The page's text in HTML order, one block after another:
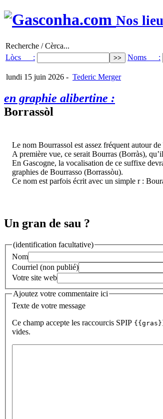
Nos
Recherche / Cèrca...
Lòcs :
Noms :
lundi 15 juin 2026 - Tederic Merger
en graphie alibertine :
Borrassòl
Le nom Bourrassol est assez fréquent autour
A première vue, ce serait Bourras (Borràs),
En Gascogne, la vocalisation de ce suffixe
graphies de Bourrasso (Borrassòu).
Ce nom est parfois écrit avec un simple r :
Un gran de sau ?
(identification facultative)
Nom
Courriel (non publié)
Votre site web
Ajoutez votre commentaire ici
Texte de votre message
Ce champ accepte les raccourcis SPIP
vides.